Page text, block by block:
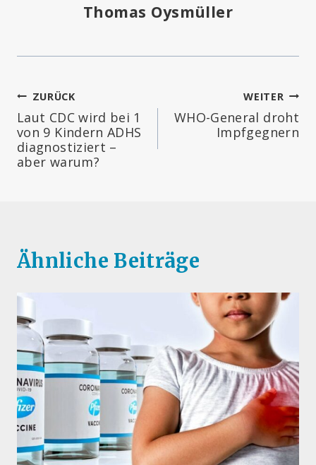
Thomas Oysmüller
Beitragsnavigation
ZURÜCK
Laut CDC wird bei 1
von 9 Kindern ADHS
diagnostiziert –
aber warum?
WEITER
WHO-General droht
Impfgegnern
Ähnliche Beiträge